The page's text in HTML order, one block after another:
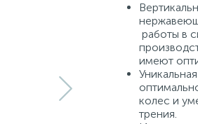
работы в
имеют
колес и
трения.